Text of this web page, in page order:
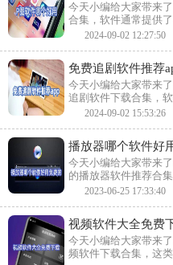
今天小编给大家带来
合集，软件通常提供
照片进行裁剪、调整
2024-09-02 12:27:50
免费追剧软件推荐
今天小编给大家带来
追剧软件下载合集，
括国内外的作品，涵
2024-09-02 15:53:26
播放器哪个软件好
今天小编给大家带来
的播放器软件推荐合
用户可以根据自己的
2023-06-25 17:33:40
视频软件大全免费
今天小编给大家带来
频软件下载合集，这